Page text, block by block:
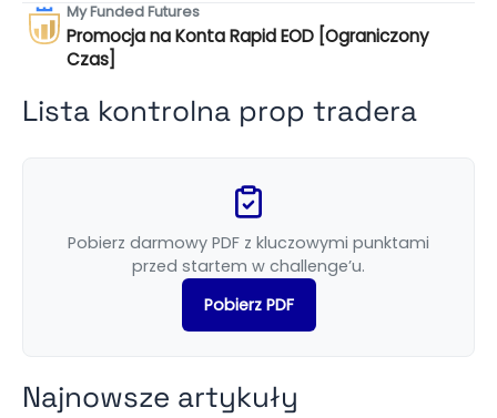
My Funded Futures
Promocja na Konta Rapid EOD [Ograniczony
Czas]
Lista kontrolna prop tradera
Pobierz darmowy PDF z kluczowymi punktami
przed startem w challenge’u.
Pobierz PDF
Najnowsze artykuły